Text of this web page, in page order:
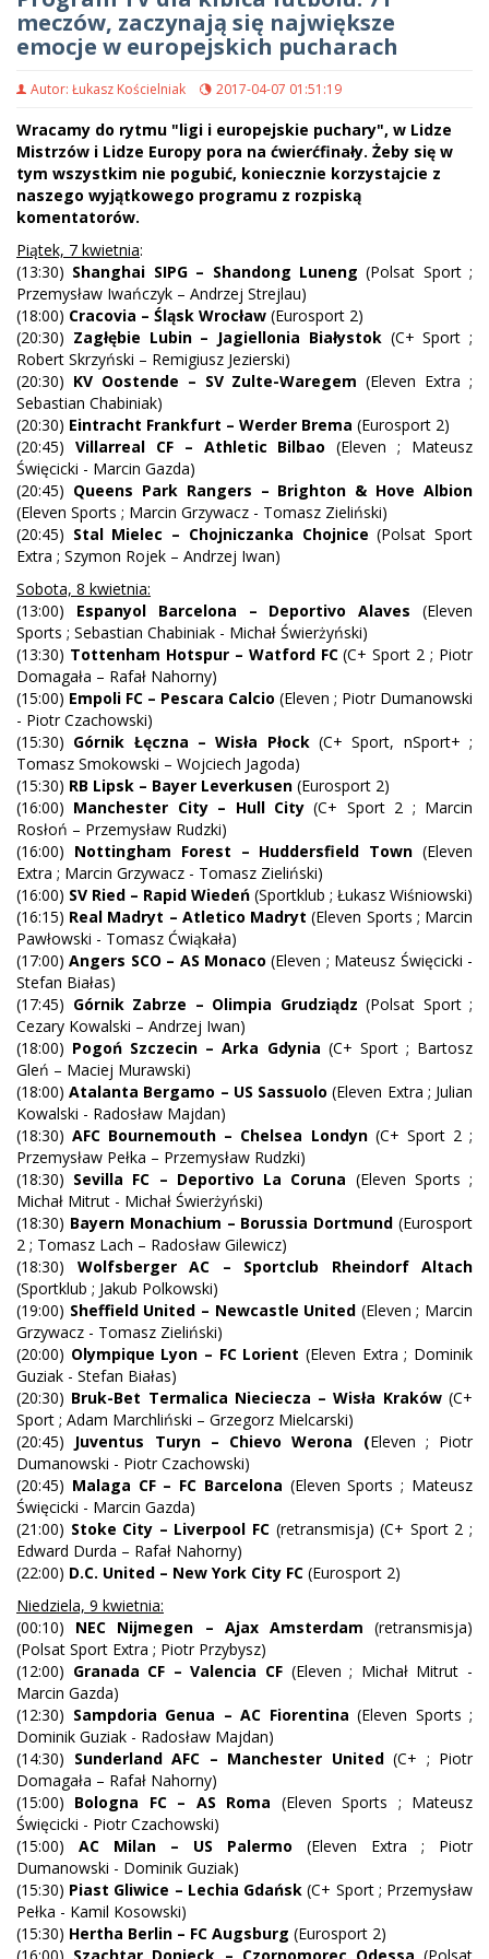
meczów, zaczynają się największe
emocje w europejskich pucharach
Autor: Łukasz Kościelniak 2017-04-07 01:51:19
Wracamy do rytmu "ligi i europejskie puchary", w Lidze
Mistrzów i Lidze Europy pora na ćwierćfinały. Żeby się w
tym wszystkim nie pogubić, koniecznie korzystajcie z
naszego wyjątkowego programu z rozpiską
komentatorów.
Piątek, 7 kwietnia:
(13:30) Shanghai SIPG – Shandong Luneng (Polsat Sport ;
Przemysław Iwańczyk – Andrzej Strejlau)
(18:00) Cracovia – Śląsk Wrocław (Eurosport 2)
(20:30) Zagłębie Lubin – Jagiellonia Białystok(C+ Sport ;
Robert Skrzyński – Remigiusz Jezierski)
(20:30) KV Oostende – SV Zulte-Waregem (Eleven Extra ;
Sebastian Chabiniak)
(20:30) Eintracht Frankfurt – Werder Brema (Eurosport 2)
(20:45) Villarreal CF – Athletic Bilbao (Eleven ; Mateusz
Święcicki - Marcin Gazda)
(20:45) Queens Park Rangers – Brighton & Hove Albion
(Eleven Sports ; Marcin Grzywacz - Tomasz Zieliński)
(20:45) Stal Mielec – Chojniczanka Chojnice (Polsat Sport
Extra ; Szymon Rojek – Andrzej Iwan)
Sobota, 8 kwietnia:
(13:00) Espanyol Barcelona – Deportivo Alaves (Eleven
Sports ; Sebastian Chabiniak - Michał Świerżyński)
(13:30) Tottenham Hotspur – Watford FC(C+ Sport 2 ; Piotr
Domagała – Rafał Nahorny)
(15:00) Empoli FC – Pescara Calcio (Eleven ; Piotr Dumanowski
- Piotr Czachowski)
(15:30) Górnik Łęczna – Wisła Płock(C+ Sport, nSport+ ;
Tomasz Smokowski – Wojciech Jagoda)
(15:30) RB Lipsk – Bayer Leverkusen (Eurosport 2)
(16:00) Manchester City – Hull City (C+ Sport 2 ; Marcin
Rosłoń – Przemysław Rudzki)
(16:00) Nottingham Forest – Huddersfield Town (Eleven
Extra ; Marcin Grzywacz - Tomasz Zieliński)
(16:00) SV Ried – Rapid Wiedeń (Sportklub ; Łukasz Wiśniowski)
(16:15) Real Madryt – Atletico Madryt (Eleven Sports ; Marcin
Pawłowski - Tomasz Ćwiąkała)
(17:00)Angers SCO – AS Monaco (Eleven ; Mateusz Święcicki -
Stefan Białas)
(17:45) Górnik Zabrze – Olimpia Grudziądz (Polsat Sport ;
Cezary Kowalski – Andrzej Iwan)
(18:00) Pogoń Szczecin – Arka Gdynia (C+ Sport ; Bartosz
Gleń – Maciej Murawski)
(18:00)Atalanta Bergamo – US Sassuolo (Eleven Extra ; Julian
Kowalski - Radosław Majdan)
(18:30)AFC Bournemouth – Chelsea Londyn(C+ Sport 2 ;
Przemysław Pełka – Przemysław Rudzki)
(18:30) Sevilla FC – Deportivo La Coruna (Eleven Sports ;
Michał Mitrut - Michał Świerżyński)
(18:30) Bayern Monachium – Borussia Dortmund (Eurosport
2 ; Tomasz Lach – Radosław Gilewicz)
(18:30) Wolfsberger AC – Sportclub Rheindorf Altach
(Sportklub ; Jakub Polkowski)
(19:00) Sheffield United – Newcastle United (Eleven ; Marcin
Grzywacz - Tomasz Zieliński)
(20:00) Olympique Lyon – FC Lorient (Eleven Extra ; Dominik
Guziak - Stefan Białas)
(20:30) Bruk-Bet Termalica Nieciecza – Wisła Kraków(C+
Sport ; Adam Marchliński – Grzegorz Mielcarski)
(20:45) Juventus Turyn – Chievo Werona (Eleven ; Piotr
Dumanowski - Piotr Czachowski)
(20:45) Malaga CF – FC Barcelona (Eleven Sports ; Mateusz
Święcicki - Marcin Gazda)
(21:00) Stoke City – Liverpool FC (retransmisja) (C+ Sport 2 ;
Edward Durda – Rafał Nahorny)
(22:00) D.C. United – New York City FC (Eurosport 2)
Niedziela, 9 kwietnia:
(00:10) NEC Nijmegen – Ajax Amsterdam (retransmisja)
(Polsat Sport Extra ; Piotr Przybysz)
(12:00) Granada CF – Valencia CF (Eleven ; Michał Mitrut -
Marcin Gazda)
(12:30) Sampdoria Genua – AC Fiorentina (Eleven Sports ;
Dominik Guziak - Radosław Majdan)
(14:30) Sunderland AFC – Manchester United(C+ ; Piotr
Domagała – Rafał Nahorny)
(15:00) Bologna FC – AS Roma (Eleven Sports ; Mateusz
Święcicki - Piotr Czachowski)
(15:00) AC Milan – US Palermo (Eleven Extra ; Piotr
Dumanowski - Dominik Guziak)
(15:30) Piast Gliwice – Lechia Gdańsk (C+ Sport ; Przemysław
Pełka - Kamil Kosowski)
(15:30) Hertha Berlin – FC Augsburg (Eurosport 2)